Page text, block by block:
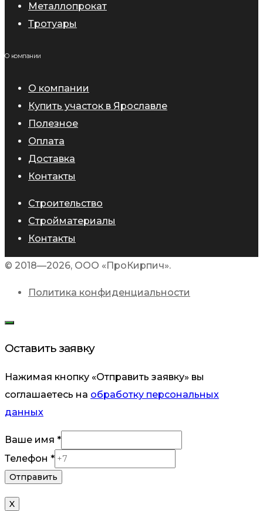
Металлопрокат
Тротуары
О компании
О компании
Купить участок в Ярославле
Полезное
Оплата
Доставка
Контакты
Строительство
Стройматериалы
Контакты
© 2018—2026, ООО «ПроКирпич».
Политика конфиденциальности
Оставить заявку
Нажимая кнопку «Отправить заявку» вы
соглашаетесь на обработку персональных
данных
Ваше
имя
Ваше имя *
Телефон *
Отправить
X